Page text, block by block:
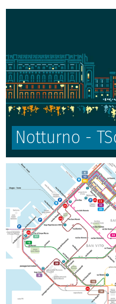
Notturno -